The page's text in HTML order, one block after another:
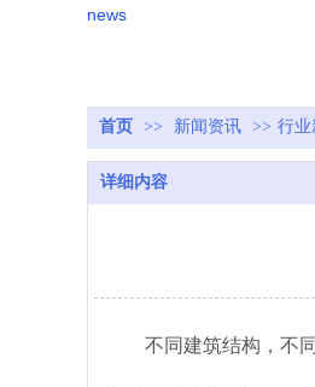
news
首页 >> 新闻资讯 >> 行业
详细内容
不同建筑结构，不